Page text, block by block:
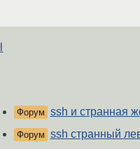
Форум ssh и странная
Форум ssh странный